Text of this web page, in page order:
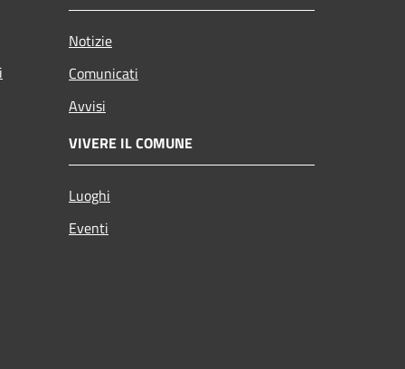
Notizie
Comunicati
Avvisi
VIVERE IL COMUNE
Luoghi
Eventi